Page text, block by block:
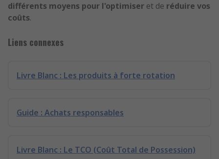
différents moyens pour l'optimiser et de réduire vos
coûts.
Liens connexes
Livre Blanc : Les produits à forte rotation
Guide : Achats responsables
Livre Blanc : Le TCO (Coût Total de Possession)